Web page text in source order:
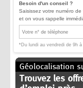
Besoin d'un conseil ?
Saisissez votre numéro de
et on vous rappelle
*Du lundi au vendredi de 9h à